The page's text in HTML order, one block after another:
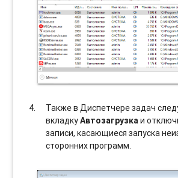
Также в Диспетчере задач
вкладкуАвтозагрузкаи
записи, касающиеся запуска
сторонних программ.